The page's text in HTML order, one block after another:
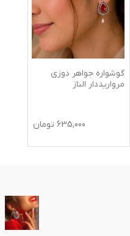
گوشواره جواهر دوزی
مرواریددار الناز
635,000 تومان